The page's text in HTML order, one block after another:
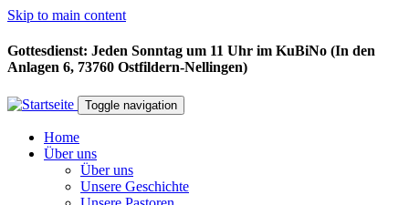
Skip to main content
Gottesdienst: Jeden Sonntag um 11 Uhr im KuBiNo (In den
Anlagen 6, 73760 Ostfildern-Nellingen)
Toggle navigation
Home
Über uns
Über uns
Unsere Geschichte